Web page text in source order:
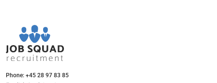
Phone: +45 28 97 83 85